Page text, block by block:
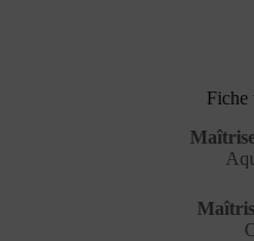
Fiche